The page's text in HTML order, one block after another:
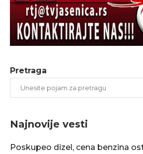
Pretraga
Najnovije vesti
Poskupeo dizel, cena benzina